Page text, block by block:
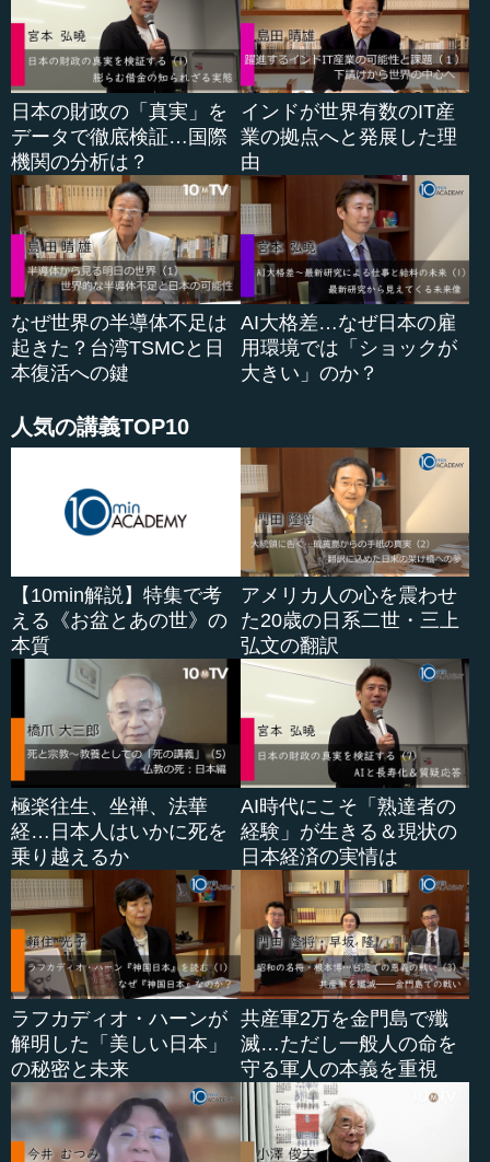
たいない使われ方をしています。つまり、他の先生のとこ
ろで蓄積されたデータを、十分活用できていないというこ
とです。これは今までの教え方の技術における限界です。
●タブレットを用いて、きめの細かい教育ができる
ところが、こうした状況がコンピュータの発達によっ
て、かなり大きく変わろうとしています。今では、タブレ
ットにアプリを入れて、アプリを通じて子どもに学習させ
るという仕組みが、随分普及しています。子どもたちは一
人一人、自分のタブレットのカリキュラムに基づいて、学
習することができます。こうした取り組みが非常に注目さ
れています。
す。また、タブレットを使って、一人一人に応じたカリキ
ュラムを組むことができます。例えば、1番と2...
日本の財政の「真実」を
データで徹底検証…国際
機関の分析は？
インドが世界有数のIT産
業の拠点へと発展した理
由
なぜ世界の半導体不足は
起きた？台湾TSMCと日
本復活への鍵
AI大格差…なぜ日本の雇
用環境では「ショックが
大きい」のか？
人気の講義TOP10
【10min解説】特集で考
える《お盆とあの世》の
本質
アメリカ人の心を震わせ
た20歳の日系二世・三上
弘文の翻訳
極楽往生、坐禅、法華
経…日本人はいかに死を
乗り越えるか
AI時代にこそ「熟達者の
経験」が生きる＆現状の
日本経済の実情は
ラフカディオ・ハーンが
解明した「美しい日本」
の秘密と未来
共産軍2万を金門島で殲
滅…ただし一般人の命を
守る軍人の本義を重視